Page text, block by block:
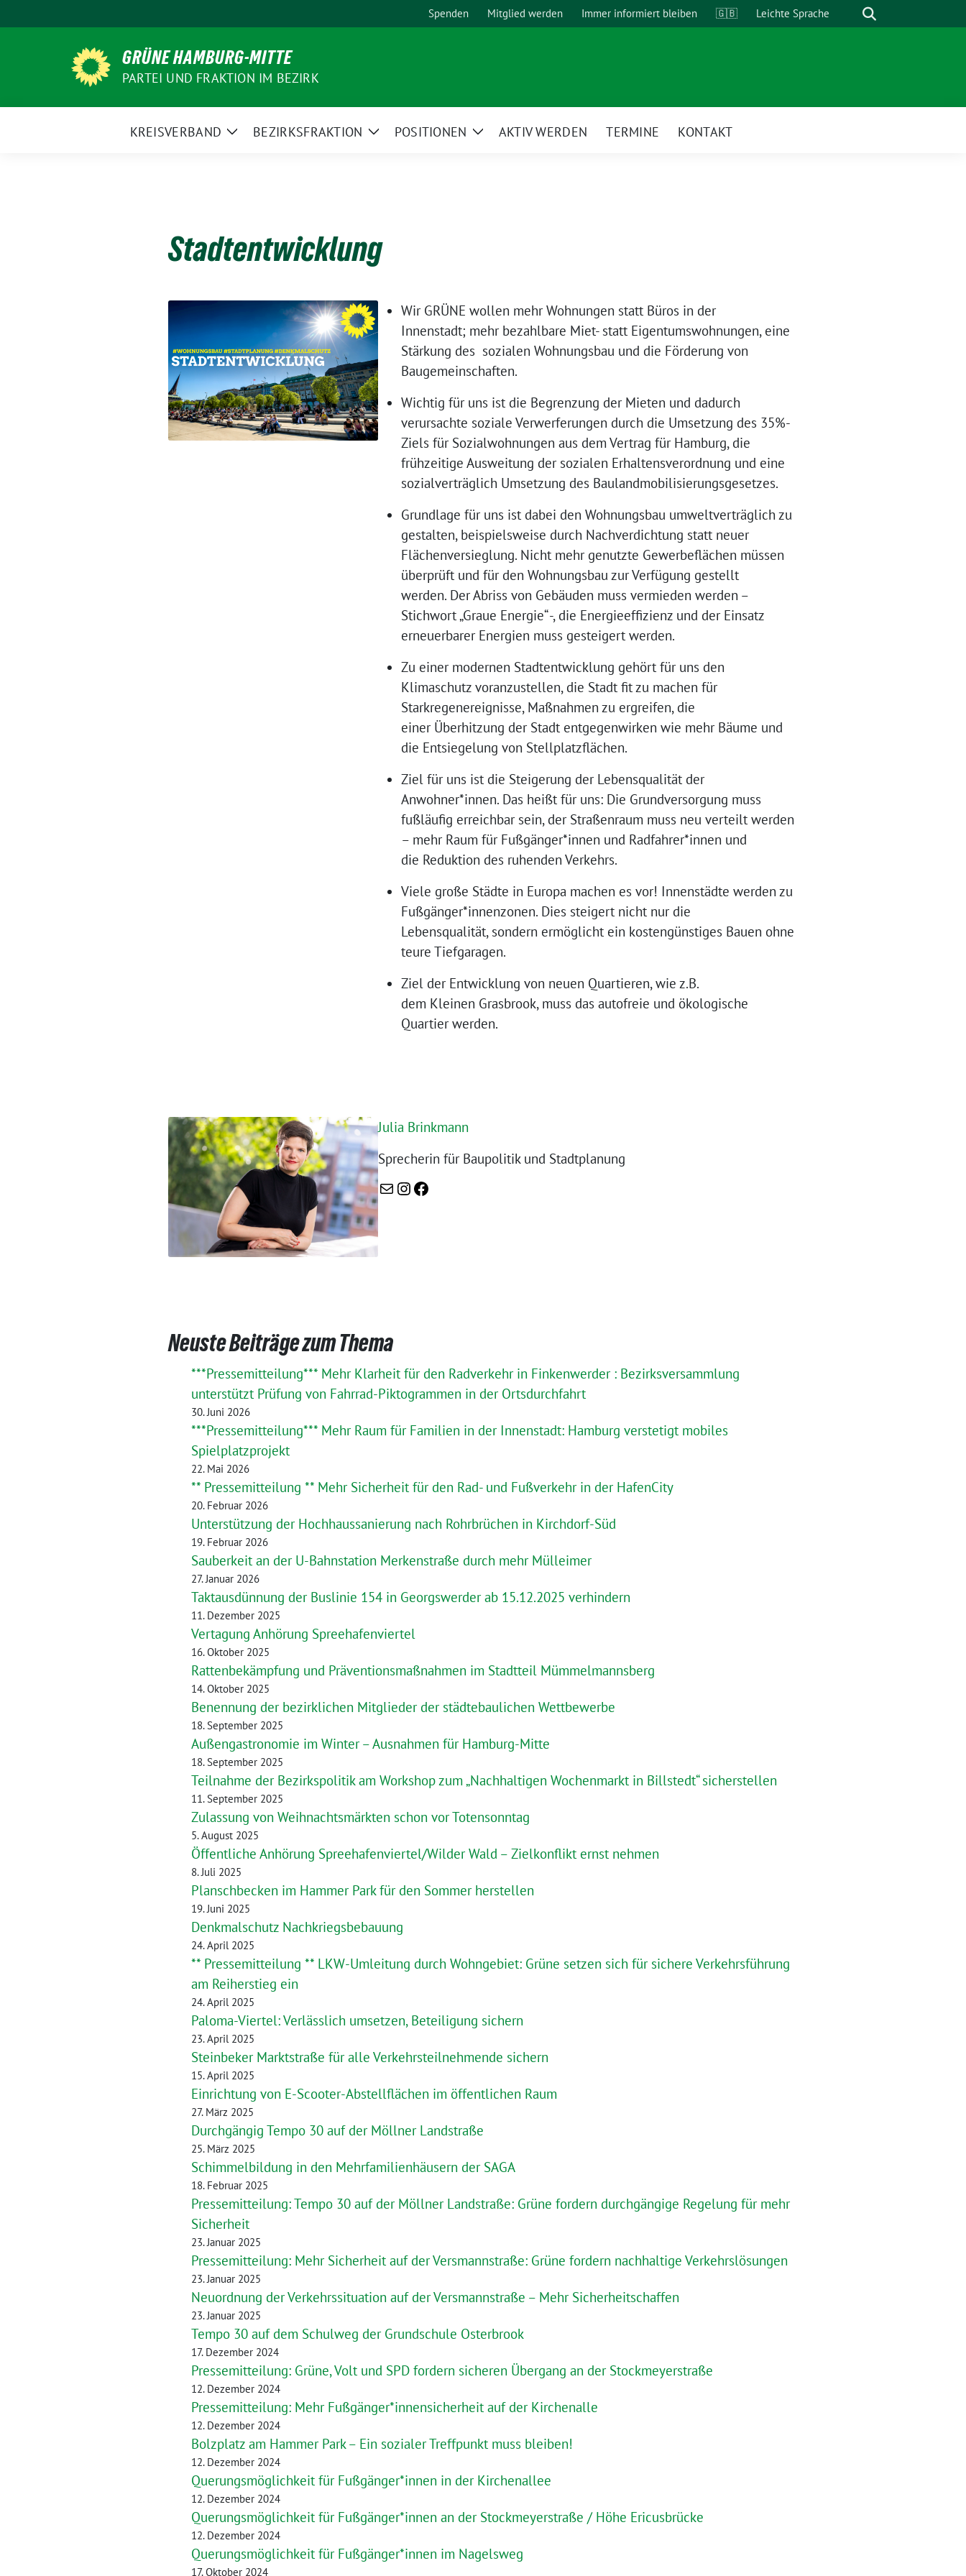
zum
Spenden Mitglied werden Immer informiert bleiben 🇬🇧 Leichte Sprache Suche
GRÜNE HAMBURG-MITTE
PARTEI UND FRAKTION IM BEZIRK
KREISVERBAND
ZeigeBEZIRKSFRAKTION
ZeigePOSITIONEN
ZeigeAKTIV WERDEN TERMINE KONTAKT
Stadtentwicklung
Wir GRÜNE wollen mehr Wohnungen statt Büros in der
Innenstadt; mehr bezahlbare Miet- statt Eigentumswohnungen, eine
Stärkung des sozialen Wohnungsbau und die Förderung von
Baugemeinschaften.
Wichtig für uns ist die Begrenzung der Mieten und dadurch
verursachte soziale Verwerferungen durch die Umsetzung des 35%-
Ziels für Sozialwohnungen aus dem Vertrag für Hamburg, die
frühzeitige Ausweitung der sozialen Erhaltensverordnung und eine
sozialverträglich Umsetzung des Baulandmobilisierungsgesetzes.
Grundlage für uns ist dabei den Wohnungsbau umweltverträglich zu
gestalten, beispielsweise durch Nachverdichtung statt neuer
Flächenversieglung. Nicht mehr genutzte Gewerbeflächen müssen
überprüft und für den Wohnungsbau zur Verfügung gestellt
werden. Der Abriss von Gebäuden muss vermieden werden –
Stichwort „Graue Energie“ -, die Energieeffizienz und der Einsatz
erneuerbarer Energien muss gesteigert werden.
Zu einer modernen Stadtentwicklung gehört für uns den
Klimaschutz voranzustellen, die Stadt fit zu machen für
Starkregenereignisse, Maßnahmen zu ergreifen, die
einer Überhitzung der Stadt entgegenwirken wie mehr Bäume und
die Entsiegelung von Stellplatzflächen.
Ziel für uns ist die Steigerung der Lebensqualität der
Anwohner*innen. Das heißt für uns: Die Grundversorgung muss
fußläufig erreichbar sein, der Straßenraum muss neu verteilt werden
– mehr Raum für Fußgänger*innen und Radfahrer*innen und
die Reduktion des ruhenden Verkehrs.
Viele große Städte in Europa machen es vor! Innenstädte werden zu
Fußgänger*innenzonen. Dies steigert nicht nur die
Lebensqualität, sondern ermöglicht ein kostengünstiges Bauen ohne
teure Tiefgaragen.
Ziel der Entwicklung von neuen Quartieren, wie z.B.
dem Kleinen Grasbrook, muss das autofreie und ökologische
Quartier werden.
Julia Brinkmann
Sprecherin für Baupolitik und Stadtplanung
mailto:henrike.wehkamp@gruene-mitte.com Instagram Facebook
Neuste Beiträge zum Thema
***Pressemitteilung*** Mehr Klarheit für den Radverkehr in Finkenwerder : Bezirksversammlung
unterstützt Prüfung von Fahrrad-Piktogrammen in der Ortsdurchfahrt
30. Juni 2026
***Pressemitteilung*** Mehr Raum für Familien in der Innenstadt: Hamburg verstetigt mobiles
Spielplatzprojekt
22. Mai 2026
** Pressemitteilung ** Mehr Sicherheit für den Rad- und Fußverkehr in der HafenCity
20. Februar 2026
Unterstützung der Hochhaussanierung nach Rohrbrüchen in Kirchdorf-Süd
19. Februar 2026
Sauberkeit an der U-Bahnstation Merkenstraße durch mehr Mülleimer
27. Januar 2026
Taktausdünnung der Buslinie 154 in Georgswerder ab 15.12.2025 verhindern
11. Dezember 2025
Vertagung Anhörung Spreehafenviertel
16. Oktober 2025
Rattenbekämpfung und Präventionsmaßnahmen im Stadtteil Mümmelmannsberg
14. Oktober 2025
Benennung der bezirklichen Mitglieder der städtebaulichen Wettbewerbe
18. September 2025
Außengastronomie im Winter – Ausnahmen für Hamburg-Mitte
18. September 2025
Teilnahme der Bezirkspolitik am Workshop zum „Nachhaltigen Wochenmarkt in Billstedt“ sicherstellen
11. September 2025
Zulassung von Weihnachtsmärkten schon vor Totensonntag
5. August 2025
Öffentliche Anhörung Spreehafenviertel/Wilder Wald – Zielkonflikt ernst nehmen
8. Juli 2025
Planschbecken im Hammer Park für den Sommer herstellen
19. Juni 2025
Denkmalschutz Nachkriegsbebauung
24. April 2025
** Pressemitteilung ** LKW-Umleitung durch Wohngebiet: Grüne setzen sich für sichere Verkehrsführung
am Reiherstieg ein
24. April 2025
Paloma-Viertel: Verlässlich umsetzen, Beteiligung sichern
23. April 2025
Steinbeker Marktstraße für alle Verkehrsteilnehmende sichern
15. April 2025
Einrichtung von E-Scooter-Abstellflächen im öffentlichen Raum
27. März 2025
Durchgängig Tempo 30 auf der Möllner Landstraße
25. März 2025
Schimmelbildung in den Mehrfamilienhäusern der SAGA
18. Februar 2025
Pressemitteilung: Tempo 30 auf der Möllner Landstraße: Grüne fordern durchgängige Regelung für mehr
Sicherheit
23. Januar 2025
Pressemitteilung: Mehr Sicherheit auf der Versmannstraße: Grüne fordern nachhaltige Verkehrslösungen
23. Januar 2025
Neuordnung der Verkehrssituation auf der Versmannstraße – Mehr Sicherheitschaffen
23. Januar 2025
Tempo 30 auf dem Schulweg der Grundschule Osterbrook
17. Dezember 2024
Pressemitteilung: Grüne, Volt und SPD fordern sicheren Übergang an der Stockmeyerstraße
12. Dezember 2024
Pressemitteilung: Mehr Fußgänger*innensicherheit auf der Kirchenalle
12. Dezember 2024
Bolzplatz am Hammer Park – Ein sozialer Treffpunkt muss bleiben!
12. Dezember 2024
Querungsmöglichkeit für Fußgänger*innen in der Kirchenallee
12. Dezember 2024
Querungsmöglichkeit für Fußgänger*innen an der Stockmeyerstraße / Höhe Ericusbrücke
12. Dezember 2024
Querungsmöglichkeit für Fußgänger*innen im Nagelsweg
17. Oktober 2024